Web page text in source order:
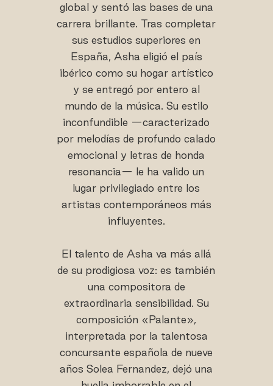
global y sentó las bases de una
carrera brillante. Tras completar
sus estudios superiores en
España, Asha eligió el país
ibérico como su hogar artístico
y se entregó por entero al
mundo de la música. Su estilo
inconfundible —caracterizado
por melodías de profundo calado
emocional y letras de honda
resonancia— le ha valido un
lugar privilegiado entre los
artistas contemporáneos más
influyentes.
El talento de Asha va más allá
de su prodigiosa voz: es también
una compositora de
extraordinaria sensibilidad. Su
composición «Palante»,
interpretada por la talentosa
concursante española de nueve
años Solea Fernandez, dejó una